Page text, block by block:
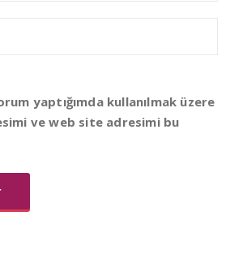
yaptığımda kullanılmak üzere
ve web site adresimi bu